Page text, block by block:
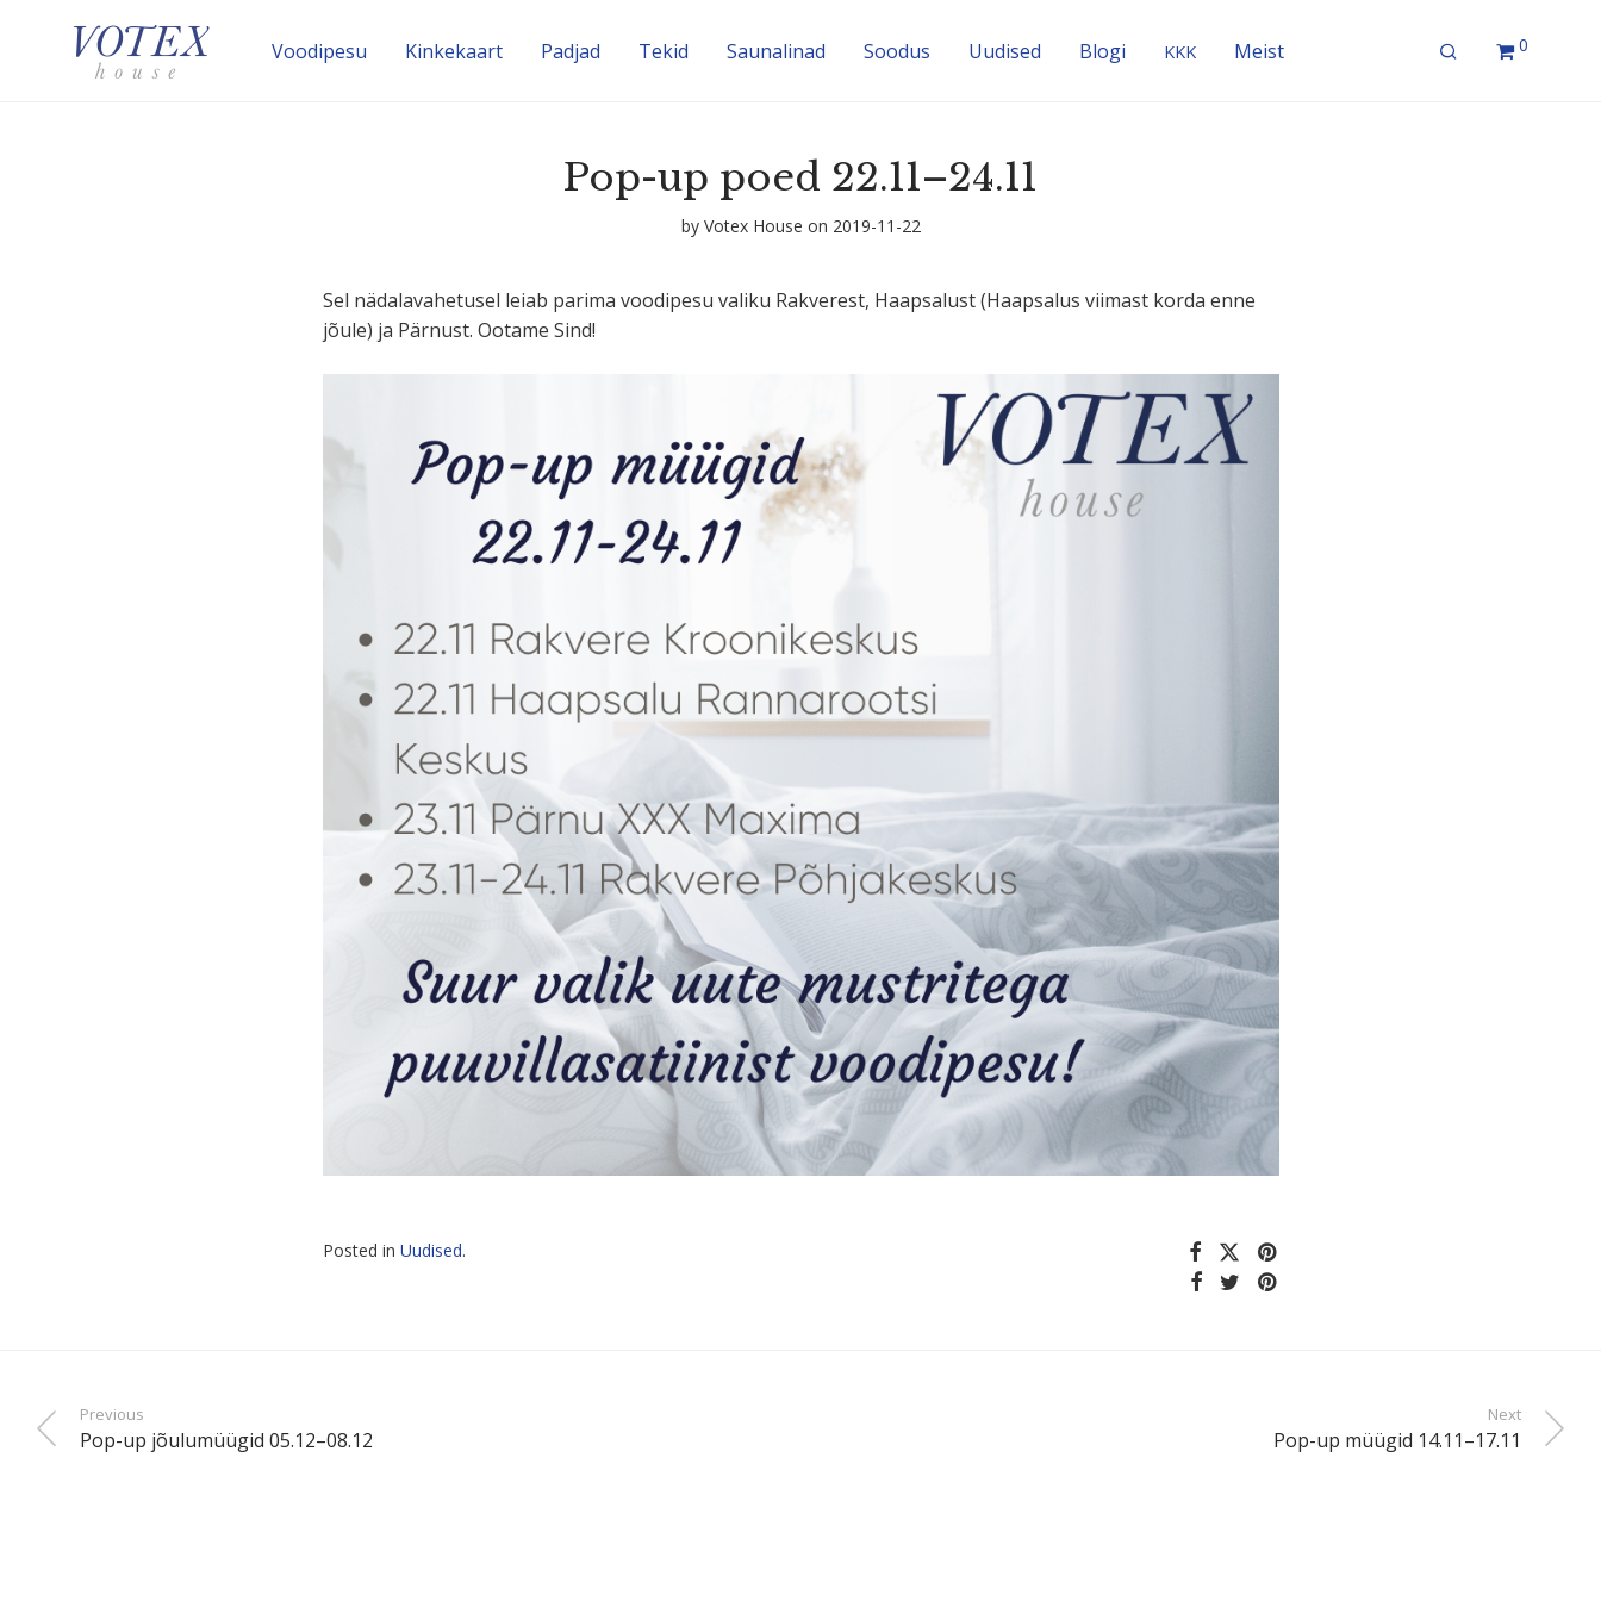
Voodipesu Kinke­kaart Padjad Tekid Sauna­linad Soodus Uudised Blogi KKK Meist 0
Pop-up poed 22.11–24.11
by Votex House on 2019-11-22
Sel nädala­va­he­tusel leiab parima voodipesu valiku Rakverest, Haapsalust (Haapsalus viimast korda enne
jõule) ja Pärnust. Ootame Sind!
Posted in Uudised.
Previous
Pop-up jõulu­müügid 05.12–08.12
Next
Pop-up müügid 14.11–17.11